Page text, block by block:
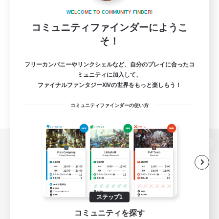
パソコン版へ
関連商品 e-STOREで購入
ゲームダウンロード
WELCOME TO COMMUNITY FINDER!
コミュニティファインダーにようこ
そ！
フリーカンパニーやリンクシェルなど、自分のプレイに合ったコ
ミュニティに加入して、
ファイナルファンタジーXIVの世界をもっと楽しもう！
コミュニティファインダーの使い方
ステップ1
コミュニティを探す